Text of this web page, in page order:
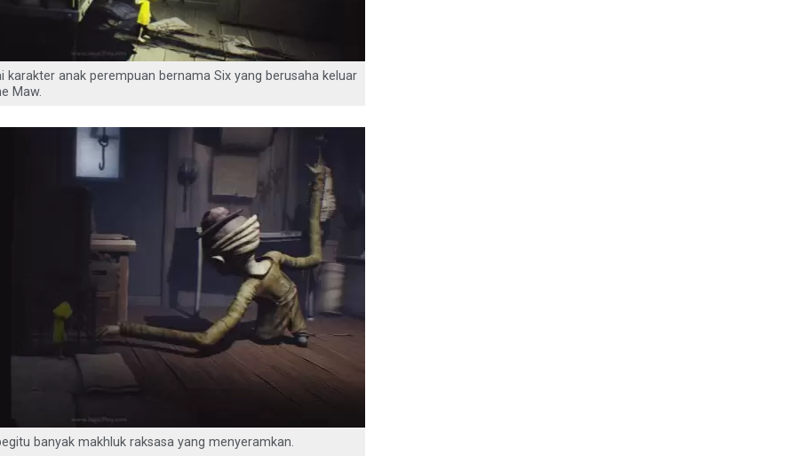
karakter anak perempuan bernama Six yang berusaha keluar
Maw.
banyak makhluk raksasa yang menyeramkan.